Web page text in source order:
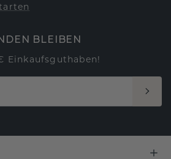
BLEIBEN
Einkaufsguthaben!